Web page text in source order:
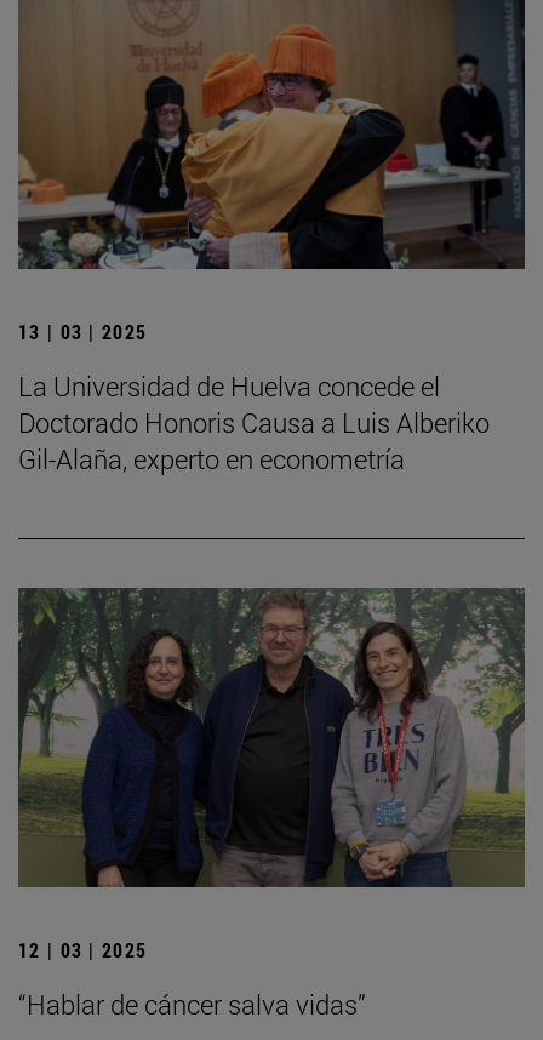
13 | 03 | 2025
La Universidad de Huelva concede el
Doctorado Honoris Causa a Luis Alberiko
Gil-Alaña, experto en econometría
12 | 03 | 2025
“Hablar de cáncer salva vidas”